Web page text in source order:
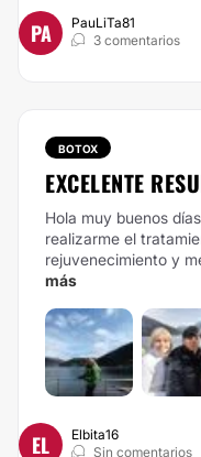
PA
PauLiTa81
3 comentarios
BOTOX
EXCELENTE
Hola muy buenos
realizarme el
rejuvenecimiento y
más
EL
Elbita16
Sin comentarios